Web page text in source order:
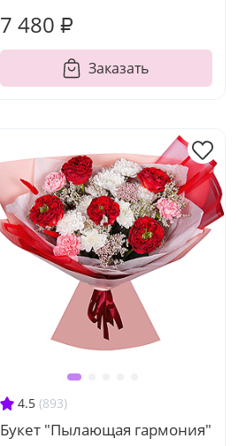
7 480 ₽
Заказать
4.5 (893)
Букет "Пылающая гармония"